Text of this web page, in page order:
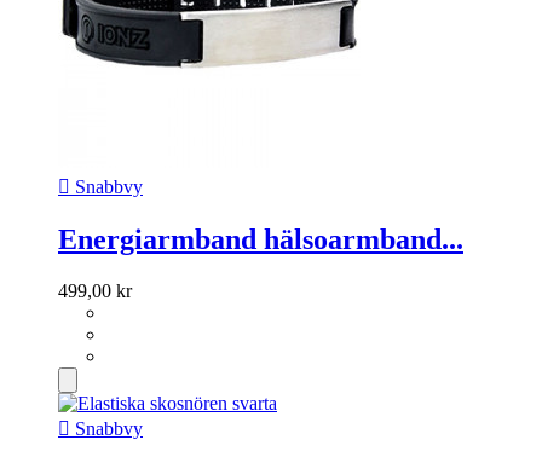
 Snabbvy
Energiarmband hälsoarmband...
499,00 kr
 Snabbvy